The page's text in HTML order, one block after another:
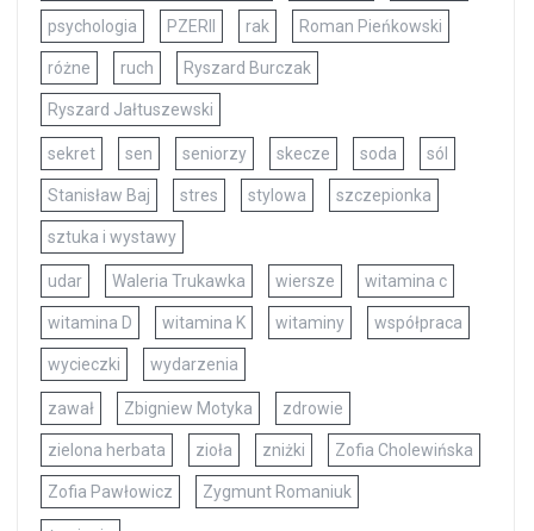
psychologia PZERII rak Roman Pieńkowski
różne ruch Ryszard Burczak
Ryszard Jałtuszewski
sekret sen seniorzy skecze soda sól
Stanisław Baj stres stylowa szczepionka
sztuka i wystawy
udar Waleria Trukawka wiersze witamina c
witamina D witamina K witaminy współpraca
wycieczki wydarzenia
zawał Zbigniew Motyka zdrowie
zielona herbata zioła zniżki Zofia Cholewińska
Zofia Pawłowicz Zygmunt Romaniuk